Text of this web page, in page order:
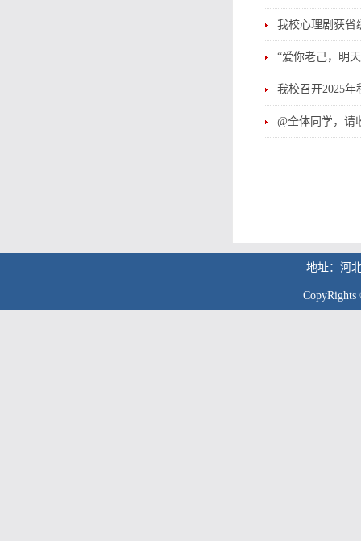
我校心理剧获省
“爱你老己，明
我校召开2025
@全体同学，请
地址：河